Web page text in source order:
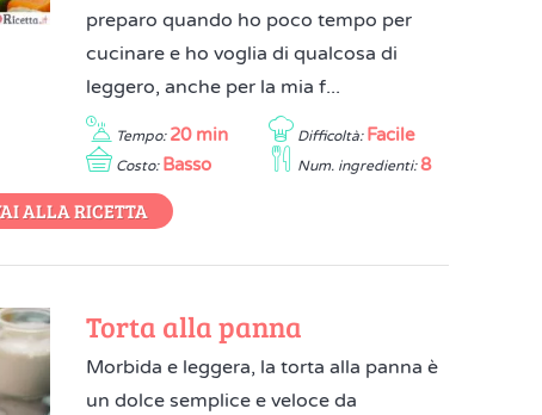
preparo quando ho poco tempo per
cucinare e ho voglia di qualcosa di
leggero, anche per la mia f...
Tempo: 20 min Difficoltà: Facile
Costo: Basso Num. ingredienti: 8
ALLA RICETTA
Torta alla panna
Morbida e leggera, la torta alla panna è
un dolce semplice e veloce da